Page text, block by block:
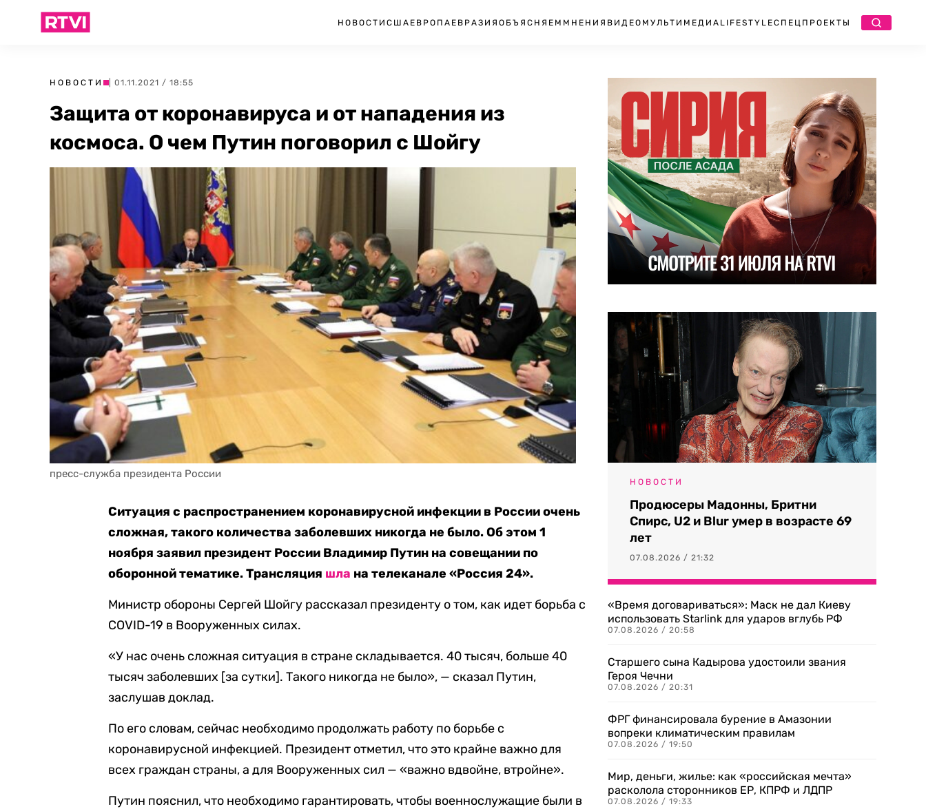
НОВОСТИ США ЕВРОПА ЕВРАЗИЯ ОБЪЯСНЯЕМ МНЕНИЯ ВИДЕО МУЛЬТИМЕДИА LIFESTYLEСПЕЦПРОЕКТЫ
НОВОСТИ | 01.11.2021 / 18:55
Защита от коронавируса и от нападения из
космоса. О чем Путин поговорил с Шойгу
пресс-служба президента России
Ситуация с распространением коронавирусной инфекции в России очень
сложная, такого количества заболевших никогда не было. Об этом 1
ноября заявил президент России Владимир Путин на совещании по
оборонной тематике. Трансляция шла на телеканале «Россия 24».
Министр обороны Сергей Шойгу рассказал президенту о том, как идет борьба с
COVID-19 в Вооруженных силах.
«У нас очень сложная ситуация в стране складывается. 40 тысяч, больше 40
тысяч заболевших [за сутки]. Такого никогда не было», — сказал Путин,
заслушав доклад.
По его словам, сейчас необходимо продолжать работу по борьбе с
коронавирусной инфекцией. Президент отметил, что это крайне важно для
всех граждан страны, а для Вооруженных сил — «важно вдвойне, втройне».
Путин пояснил, что необходимо гарантировать, чтобы военнослужащие были в
НОВОСТИ
Продюсеры Мадонны, Бритни
Спирс, U2 и Blur умер в возрасте 69
лет
07.08.2026 / 21:32
«Время договариваться»: Маск не дал Киеву
использовать Starlink для ударов вглубь РФ
07.08.2026 / 20:58
Старшего сына Кадырова удостоили звания
Героя Чечни
07.08.2026 / 20:31
ФРГ финансировала бурение в Амазонии
вопреки климатическим правилам
07.08.2026 / 19:50
Мир, деньги, жилье: как «российская мечта»
расколола сторонников ЕР, КПРФ и ЛДПР
07.08.2026 / 19:33